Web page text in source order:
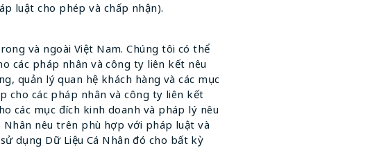
luật cho phép và chấp nhận).
và ngoài Việt Nam. Chúng tôi có thể
các pháp nhân và công ty liên kết nêu
quản lý quan hệ khách hàng và các mục
cho các pháp nhân và công ty liên kết
các mục đích kinh doanh và pháp lý nêu
Nhân nêu trên phù hợp với pháp luật và
dụng Dữ Liệu Cá Nhân đó cho bất kỳ